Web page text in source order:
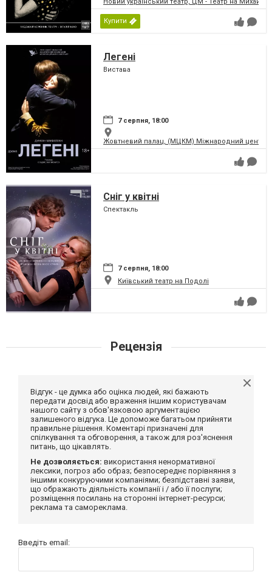
Купити
Легені
Вистава
7 серпня, 18:00
Жовтневий палац, (МЦКМ) Міжнародний центр
Сніг у квітні
Спектакль
7 серпня, 18:00
Київський театр на Подолі
Рецензія
Відгук - це думка або оцінка людей, які бажають
передати досвід або враження іншим користувачам
нашого сайту з обов'язковою аргументацією
залишеного відгука. Це допоможе багатьом прийняти
правильне рішення. Коментарі призначені для
спілкування та обговорення, а також для роз'яснення
питань, що цікавлять.
Не дозволяється: використання ненормативної
лексики, погроз або образ; безпосереднє порівняння з
іншими конкуруючими компаніями; безпідставні заяви,
що ображають діяльність компанії і / або її послуги;
розміщення посилань на сторонні інтернет-ресурси;
реклама та самореклама.
Введіть email: